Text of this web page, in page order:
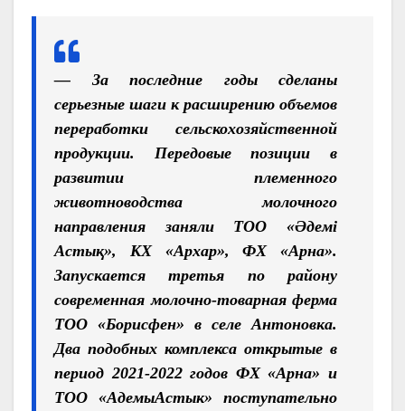
— За последние годы сделаны
серьезные шаги к расширению объемов
переработки сельскохозяйственной
продукции. Передовые позиции в
развитии племенного
животноводства молочного
направления заняли ТОО «Әдемі
Астық», КХ «Архар», ФХ «Арна».
Запускается третья по району
современная молочно-товарная ферма
ТОО «Борисфен» в селе Антоновка.
Два подобных комплекса открытые в
период 2021-2022 годов ФХ «Арна» и
ТОО «АдемыАстык» поступательно